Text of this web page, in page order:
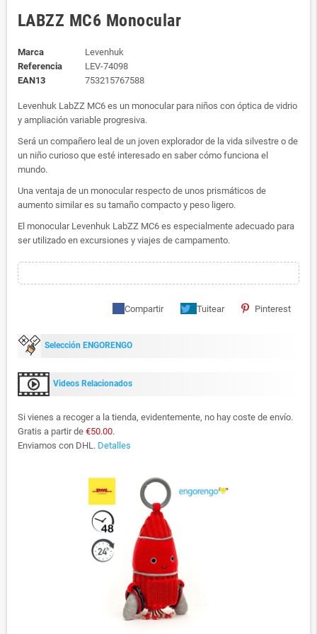
LABZZ MC6 Monocular
Marca
Levenhuk
Referencia
LEV-74098
EAN13
753215767588
Levenhuk LabZZ MC6 es un monocular para niños con óptica de vidrio
y ampliación variable progresiva.
Será un compañero leal de un joven explorador de la vida silvestre o de
un niño curioso que esté interesado en saber cómo funciona el
mundo.
Una ventaja de un monocular respecto de unos prismáticos de
aumento similar es su tamaño compacto y peso ligero.
El monocular Levenhuk LabZZ MC6 es especialmente adecuado para
ser utilizado en excursiones y viajes de campamento.
Compartir Tuitear Pinterest
Selección ENGORENGO
Videos Relacionados
Si vienes a recoger a la tienda, evidentemente, no hay coste de envío.
Gratis a partir de €50.00.
Enviamos con DHL. Detalles